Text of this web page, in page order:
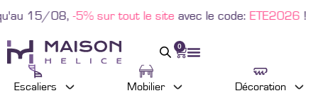
tout le siteavec le code:ETE2026!
0
Escaliers Mobilier Décoration